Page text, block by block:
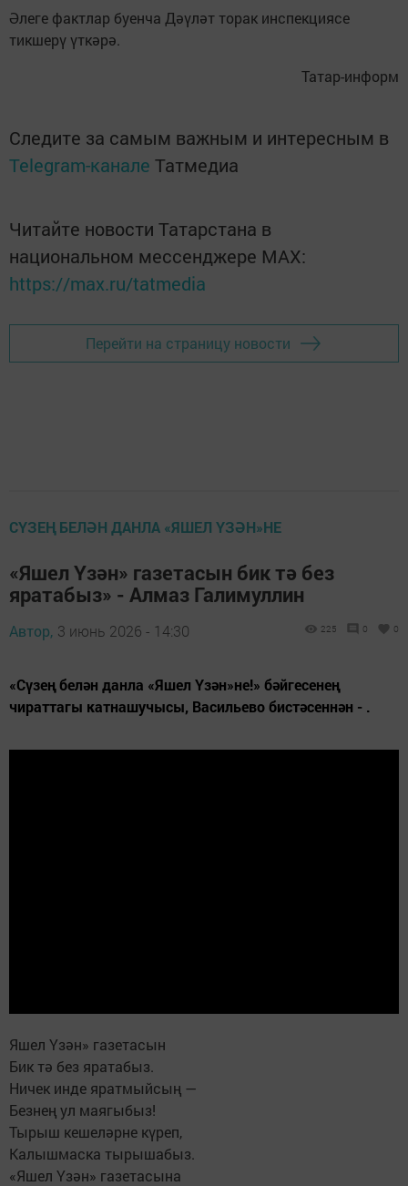
Әлеге фактлар буенча Дәүләт торак инспекциясе
тикшерү үткәрә.
Татар-информ
Следите за самым важным и интересным в
Telegram-канале Татмедиа
Читайте новости Татарстана в
национальном мессенджере MАХ:
https://max.ru/tatmedia
Перейти на страницу новости
СҮЗЕҢ БЕЛӘН ДАНЛА «ЯШЕЛ ҮЗӘН»НЕ
«Яшел Үзән» газетасын бик тә без
яратабыз» - Алмаз Галимуллин
Автор, 3 июнь 2026 - 14:30 225 0 0
«Сүзең белән данла «Яшел Үзән»не!» бәйгесенең
чираттагы катнашучысы, Васильево бистәсеннән - .
Яшел Үзән» газетасын
Бик тә без яратабыз.
Ничек инде яратмыйсың —
Безнең ул маягыбыз!
Тырыш кешеләрне күреп,
Калышмаска тырышабыз.
«Яшел Үзән» газетасына